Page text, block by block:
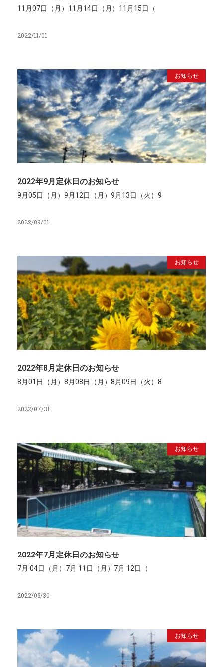
11月07日（月）11月14日（月）11月15日（
2022/11/01
お知らせ
2022年9月定休日のお知らせ
9月05日（月）9月12日（月）9月13日（火）9
2022/09/01
お知らせ
2022年8月定休日のお知らせ
8月01日（月）8月08日（月）8月09日（火）8
2022/07/31
お知らせ
2022年7月定休日のお知らせ
7月 04日（月）7月 11日（月）7月 12日（
2022/06/30
お知らせ